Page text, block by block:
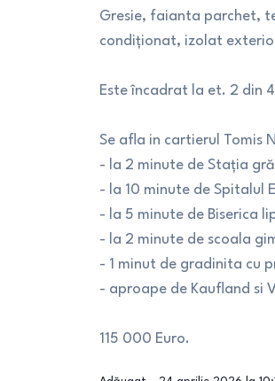
Gresie, faianta parchet,
condiționat, izolat
Este încadrat la et. 2 din
Se afla in cartierul Tomis
- la 2 minute de Stația
- la 10 minute de Spitalul
- la 5 minute de Biserica
- la 2 minute de scoala
- 1 minut de gradinita cu
- aproape de Kaufland si
115 000 Euro.